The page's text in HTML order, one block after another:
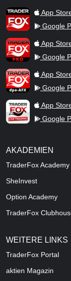
TraderFox App
App
Google
TraderFox Pro
App
Google
TraderFox dpa-
App
Google
TraderFox Live
App
Google
AKADEMIEN
TraderFox Academy
SheInvest
Option Academy
TraderFox
WEITERE LINKS
TraderFox Portal
aktien Magazin